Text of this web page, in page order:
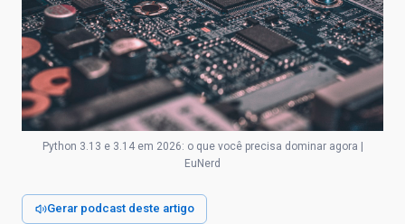
Python 3.13 e 3.14 em 2026: o que você precisa dominar agora |
EuNerd
Gerar podcast deste artigo